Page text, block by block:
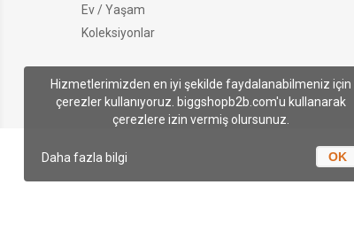
Ev / Yaşam
Koleksiyonlar
Hizmetlerimizden en iyi şekilde faydalanabilmeniz için
çerezler kullanıyoruz. biggshopb2b.com'u kullanarak
çerezlere izin vermiş olursunuz.
OK
Daha fazla bilgi